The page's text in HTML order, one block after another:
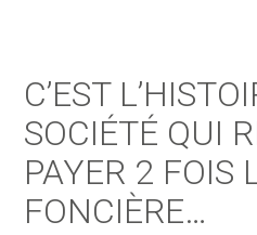
Développer votre activité
Gérer votre patrimoine
Facturation Électronique
C’EST
SOCIÉTÉ QUI
PAYER 2 FOIS
FONCIÈRE…